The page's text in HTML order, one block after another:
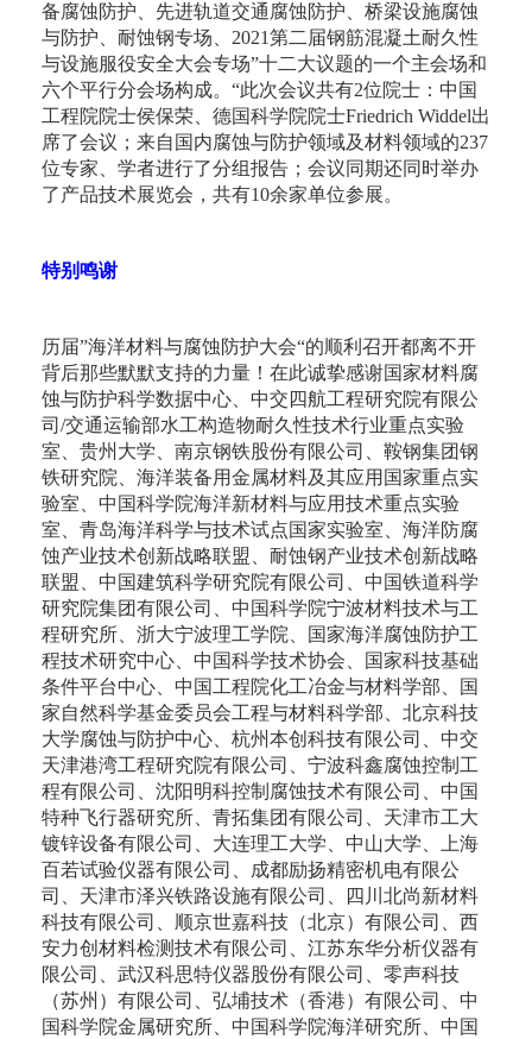
备腐蚀防护、先进轨道交通腐蚀防护、桥梁设施腐蚀
与防护、耐蚀钢专场、2021第二届钢筋混凝土耐久性
与设施服役安全大会专场”十二大议题的一个主会场和
六个平行分会场构成。“此次会议共有2位院士：中国
工程院院士侯保荣、德国科学院院士Friedrich Widdel出
席了会议；来自国内腐蚀与防护领域及材料领域的237
位专家、学者进行了分组报告；会议同期还同时举办
了产品技术展览会，共有10余家单位参展。
特别鸣谢
历届”海洋材料与腐蚀防护大会“的顺利召开都离不开
背后那些默默支持的力量！在此诚挚感谢国家材料腐
蚀与防护科学数据中心、中交四航工程研究院有限公
司/交通运输部水工构造物耐久性技术行业重点实验
室、贵州大学、南京钢铁股份有限公司、鞍钢集团钢
铁研究院、海洋装备用金属材料及其应用国家重点实
验室、中国科学院海洋新材料与应用技术重点实验
室、青岛海洋科学与技术试点国家实验室、海洋防腐
蚀产业技术创新战略联盟、耐蚀钢产业技术创新战略
联盟、中国建筑科学研究院有限公司、中国铁道科学
研究院集团有限公司、中国科学院宁波材料技术与工
程研究所、浙大宁波理工学院、国家海洋腐蚀防护工
程技术研究中心、中国科学技术协会、国家科技基础
条件平台中心、中国工程院化工冶金与材料学部、国
家自然科学基金委员会工程与材料科学部、北京科技
大学腐蚀与防护中心、杭州本创科技有限公司、中交
天津港湾工程研究院有限公司、宁波科鑫腐蚀控制工
程有限公司、沈阳明科控制腐蚀技术有限公司、中国
特种飞行器研究所、青拓集团有限公司、天津市工大
镀锌设备有限公司、大连理工大学、中山大学、上海
百若试验仪器有限公司、成都励扬精密机电有限公
司、天津市泽兴铁路设施有限公司、四川北尚新材料
科技有限公司、顺京世嘉科技（北京）有限公司、西
安力创材料检测技术有限公司、江苏东华分析仪器有
限公司、武汉科思特仪器股份有限公司、零声科技
（苏州）有限公司、弘埔技术（香港）有限公司、中
国科学院金属研究所、中国科学院海洋研究所、中国